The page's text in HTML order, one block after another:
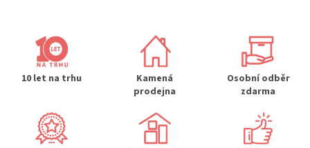
10 let na trhu
Kamená
prodejna
Osobní odběr
zdarma